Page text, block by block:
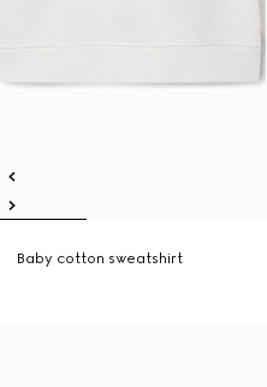
Baby cotton sweatshirt